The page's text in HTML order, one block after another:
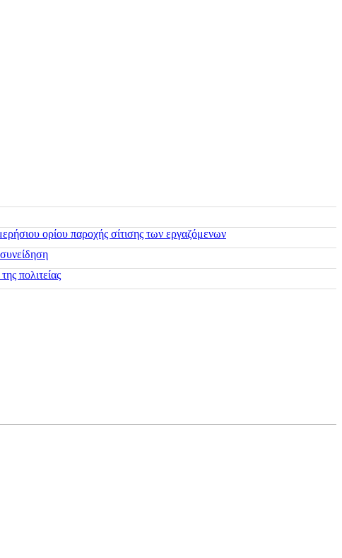
ορίου παροχής σίτισης των εργαζόμενων
πολιτείας